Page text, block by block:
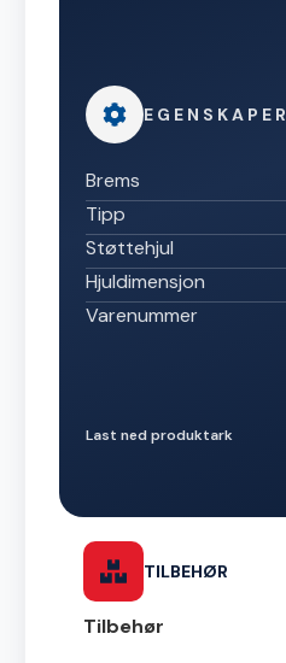
EGENSKAPER
Brems
Tipp
Støttehjul
Hjuldimensjon
Varenummer
Last ned produktark
TILBEHØR
Tilbehør